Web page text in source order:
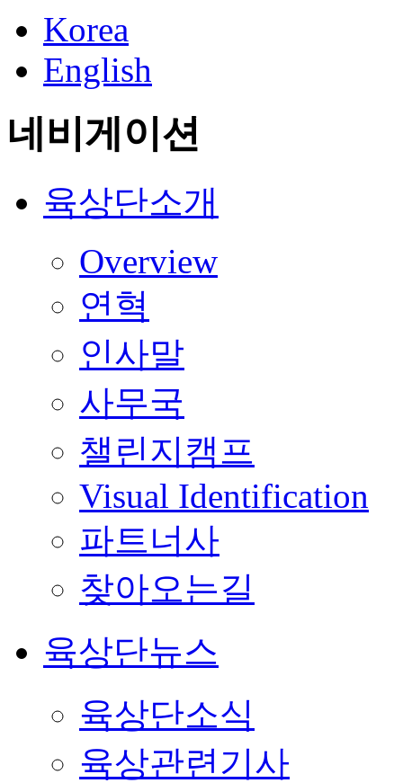
Korea
English
네비게이션
육상단소개
Overview
연혁
인사말
사무국
챌린지캠프
Visual Identification
파트너사
찾아오는길
육상단뉴스
육상단소식
육상관련기사